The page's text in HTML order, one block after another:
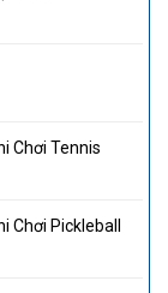
Chơi Tennis
Chơi Pickleball